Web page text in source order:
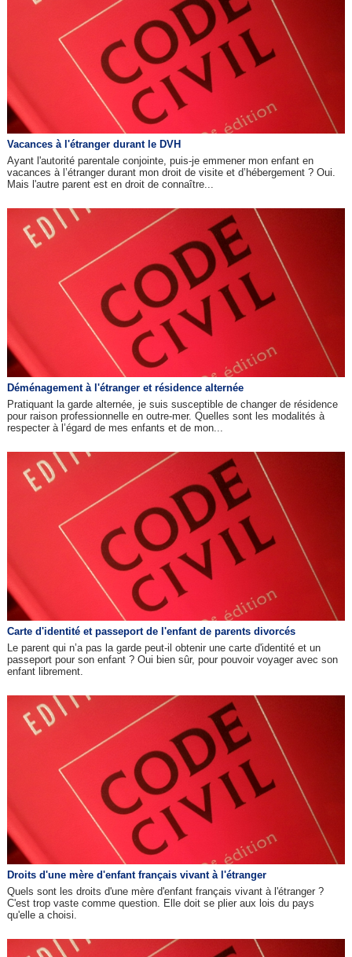
Vacances à l'étranger durant le DVH
Ayant l'autorité parentale conjointe, puis-je emmener mon enfant en
vacances à l’étranger durant mon droit de visite et d’hébergement ? Oui.
Mais l'autre parent est en droit de connaître...
Déménagement à l'étranger et résidence alternée
Pratiquant la garde alternée, je suis susceptible de changer de résidence
pour raison professionnelle en outre-mer. Quelles sont les modalités à
respecter à l’égard de mes enfants et de mon...
Carte d'identité et passeport de l'enfant de parents divorcés
Le parent qui n’a pas la garde peut-il obtenir une carte d'identité et un
passeport pour son enfant ? Oui bien sûr, pour pouvoir voyager avec son
enfant librement.
Droits d'une mère d'enfant français vivant à l'étranger
Quels sont les droits d'une mère d'enfant français vivant à l'étranger ?
C'est trop vaste comme question. Elle doit se plier aux lois du pays
qu'elle a choisi.